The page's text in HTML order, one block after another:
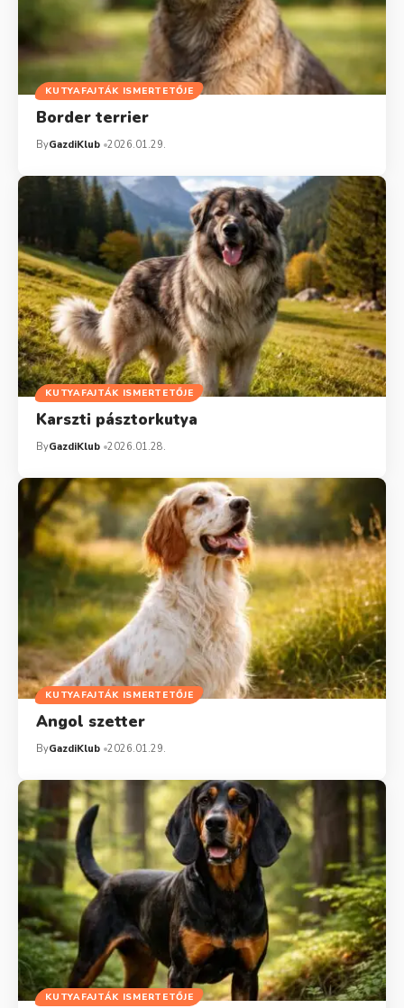
KUTYAFAJTÁK ISMERTETŐJE
Border terrier
ByGazdiKlub 2026.01.29.
KUTYAFAJTÁK ISMERTETŐJE
Karszti pásztorkutya
ByGazdiKlub 2026.01.28.
KUTYAFAJTÁK ISMERTETŐJE
Angol szetter
ByGazdiKlub 2026.01.29.
KUTYAFAJTÁK ISMERTETŐJE